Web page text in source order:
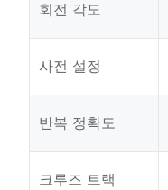
회전 각도
사전 설정
반복 정확도
크루즈 트랙